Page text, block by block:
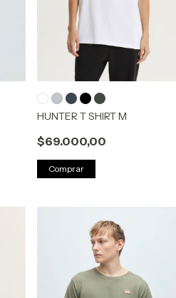
HUNTER T SHIRT M
$69.000,00
Comprar